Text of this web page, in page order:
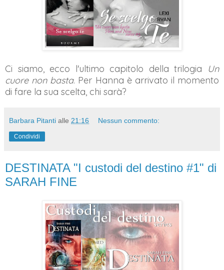
Ci siamo, ecco l'ultimo capitolo della trilogia Un
cuore non basta. Per Hanna è arrivato il momento
di fare la sua scelta, chi sarà?
Barbara Pitanti alle 21:16 Nessun commento:
Condividi
DESTINATA "I custodi del destino #1" di
SARAH FINE